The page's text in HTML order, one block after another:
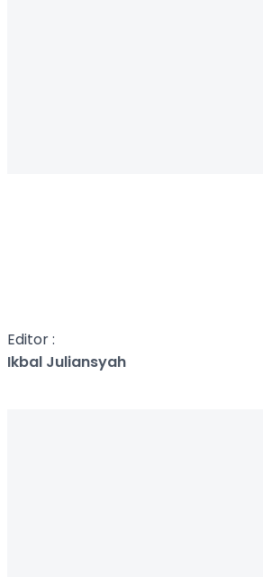
Editor :
Ikbal Juliansyah